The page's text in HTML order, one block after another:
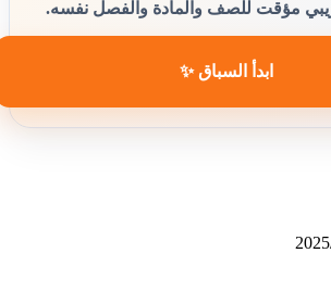
مؤقت للصف والمادة والفصل نفسه.
ابدأ السباق ✨